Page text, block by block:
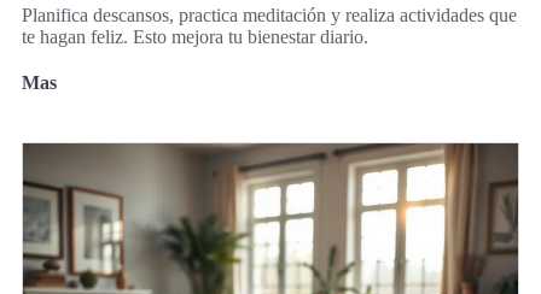
Planifica descansos, practica meditación y realiza actividades que
te hagan feliz. Esto mejora tu bienestar diario.
Mas